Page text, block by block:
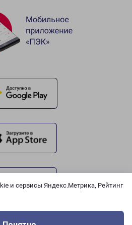
и сервисы Яндекс.Метрика, Рейтинг